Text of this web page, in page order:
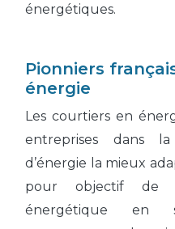
énergétiques.
Pionniers
énergie
Les courtiers en
entreprises dans
d’énergie la mieux
pour objectif de
énergétique en